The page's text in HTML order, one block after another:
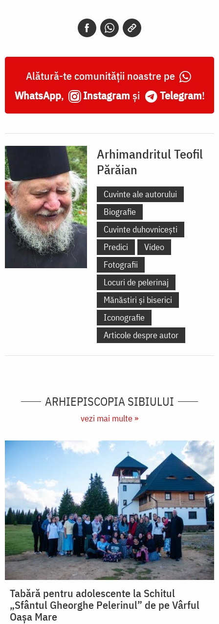
Alătură-te comunității noastre pe
WhatsApp, Instagram și Telegram!
Arhimandritul Teofil
Părăian
Cuvinte ale autorului
Biografie
Cuvinte duhovnicești
Predici
Video
Fotografii
Locuri de pelerinaj
Mănăstiri și biserici
Iconografie
Articole despre autor
ARHIEPISCOPIA SIBIULUI
vezi mai multe »
Tabără pentru adolescente la Schitul
„Sfântul Gheorghe Pelerinul” de pe Vârful
Oașa Mare